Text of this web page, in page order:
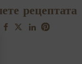
рецептата